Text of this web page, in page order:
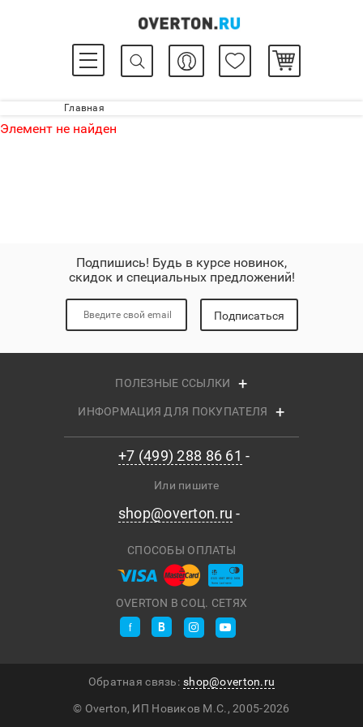
Главная
Элемент не найден
Подпишись! Будь в курсе новинок,
скидок и специальных предложений!
Подписаться
ПОЛЕЗНЫЕ ССЫЛКИ
ИНФОРМАЦИЯ ДЛЯ ПОКУПАТЕЛЯ
+7 (499) 288 86 61
Или пишите
shop@overton.ru
OVERTON В СОЦ. СЕТЯХ
СПОСОБЫ ОПЛАТЫ
© Overton, ИП Новиков М.С., 2005-2026
Обратная связь: shop@overton.ru